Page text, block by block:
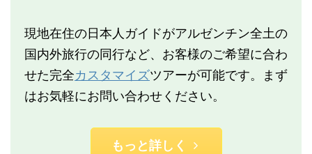
現地在住の日本人ガイドがアルゼンチン全土の
国内外旅行の同行など、お客様のご希望に合わ
せた完全カスタマイズツアーが可能です。まず
はお気軽にお問い合わせください。
もっと詳しく